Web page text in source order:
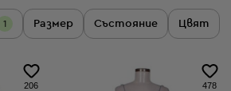
1 Размер Състояние Цвят
206 478